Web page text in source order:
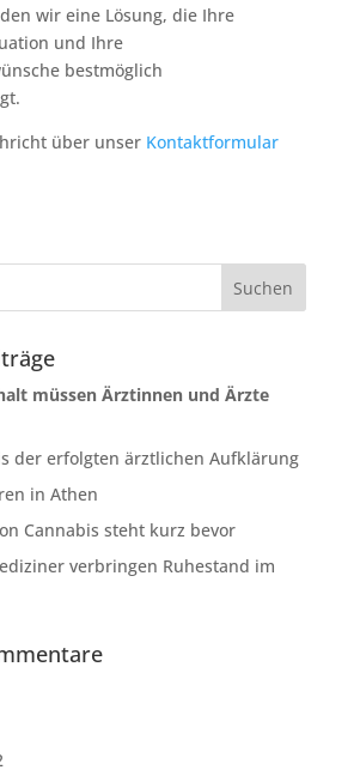
wir eine Lösung, die Ihre
und Ihre
bestmöglich
über unser Kontaktformular
müssen Ärztinnen und Ärzte
der erfolgten ärztlichen Aufklärung
in Athen
Cannabis steht kurz bevor
verbringen Ruhestand im